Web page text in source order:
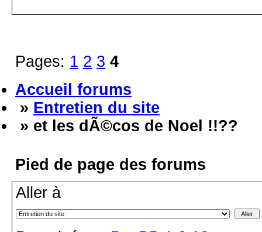
Pages: 1 2 3 4
Accueil forums
» Entretien du site
» et les dÃ©cos de Noel !!??
Pied de page des forums
Aller à